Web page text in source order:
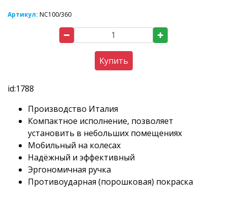
Артикул: NC100/360
Купить
id:1788
Производство Италия
Компактное исполнение, позволяет
установить в небольших помещениях
Мобильный на колесах
Надёжный и эффективный
Эргономичная ручка
Противоударная (порошковая) покраска